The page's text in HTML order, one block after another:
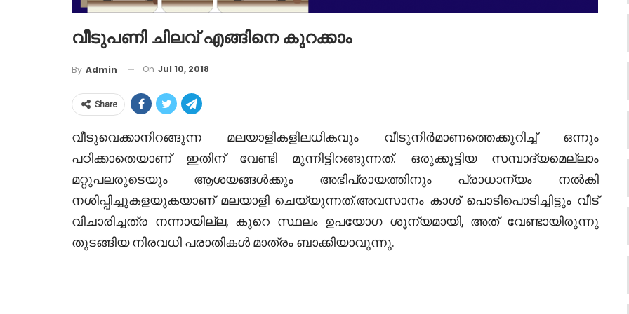
വീടുപണി ചിലവ് എങ്ങിനെ കുറക്കാം
By Admin On Jul 10, 2018
Share
വീടുവെക്കാനിറങ്ങുന്ന മലയാളികളിലധികവും വീടുനിര്‍മാണത്തെക്കുറിച്ച് ഒന്നും
പഠിക്കാതെയാണ് ഇതിന് വേണ്ടി മുന്നിട്ടിറങ്ങുന്നത്. ഒരുക്കൂട്ടിയ സമ്പാദ്യമെല്ലാം
മറ്റുപലരുടെയും ആശയങ്ങള്‍ക്കും അഭിപ്രായത്തിനും പ്രാധാന്യം നല്‍കി
നശിപ്പിച്ചുകളയുകയാണ് മലയാളി ചെയ്യുന്നത്.അവസാനം കാശ് പൊടിപൊടിച്ചിട്ടും വീട്
വിചാരിച്ചത്ര നന്നായില്ല, കുറെ സ്ഥലം ഉപയോഗ ശൂന്യമായി, അത് വേണ്ടായിരുന്നു
തുടങ്ങിയ നിരവധി പരാതികള്‍ മാത്രം ബാക്കിയാവുന്നു.